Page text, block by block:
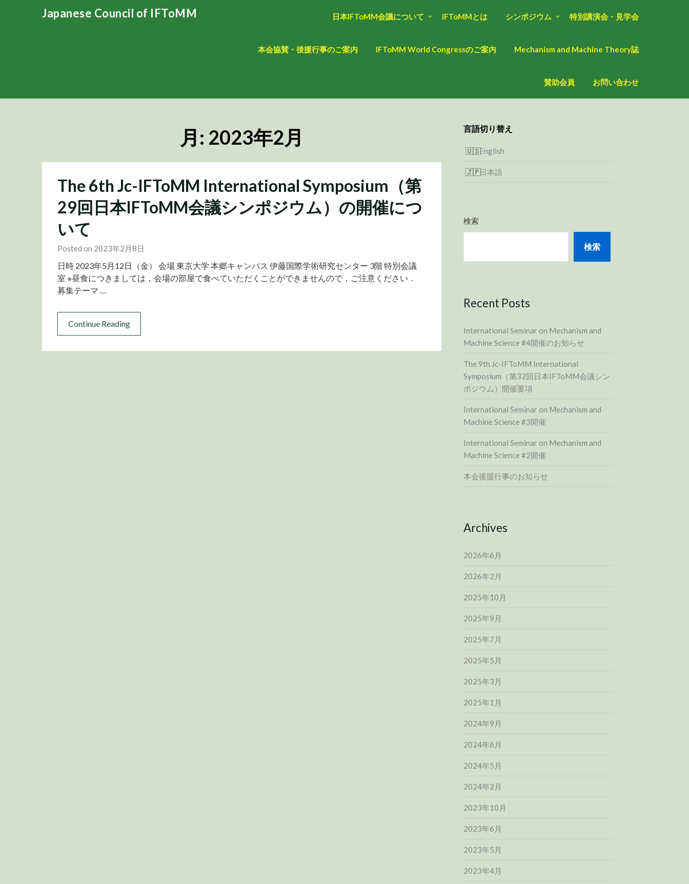
Japanese Council of IFToMM 日本IFToMM会議について IFToMMとは シンポジウム 特別講演会・見学会
本会協賛・後援行事のご案内 IFToMM World Congressのご案内 Mechanism and Machine Theory誌
賛助会員 お問い合わせ
月: 2023年2月
The 6th Jc-IFToMM International Symposium（第
29回日本IFToMM会議シンポジウム）の開催につ
いて
Posted on 2023年2月8日
日時 2023年5月12日（金） 会場 東京大学 本郷キャンパス 伊藤国際学術研究センター 3階 特別会議
室 ※昼食につきましては，会場の部屋で食べていただくことができませんので，ご注意ください．
募集テーマ …
Continue Reading
言語切り替え
English
日本語
検索
検索
Recent Posts
International Seminar on Mechanism and
Machine Science #4開催のお知らせ
The 9th Jc-IFToMM International
Symposium（第32回日本IFToMM会議シン
ポジウム）開催要項
International Seminar on Mechanism and
Machine Science #3開催
International Seminar on Mechanism and
Machine Science #2開催
本会後援行事のお知らせ
Archives
2026年6月
2026年2月
2025年10月
2025年9月
2025年7月
2025年5月
2025年3月
2025年1月
2024年9月
2024年6月
2024年5月
2024年2月
2023年10月
2023年6月
2023年5月
2023年4月